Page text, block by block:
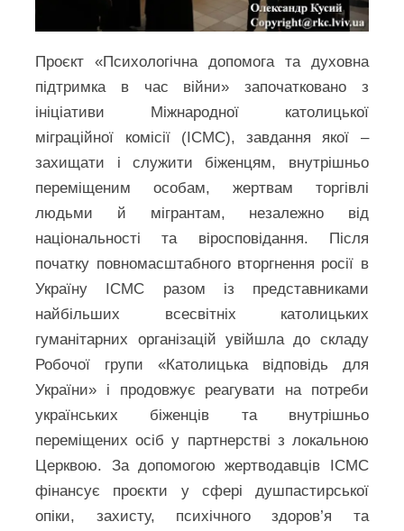
Проєкт «Психологічна допомога та духовна
підтримка в час війни» започатковано з
ініціативи Міжнародної католицької
міграційної комісії (ІСМС), завдання якої –
захищати і служити біженцям, внутрішньо
переміщеним особам, жертвам торгівлі
людьми й мігрантам, незалежно від
національності та віросповідання. Після
початку повномасштабного вторгнення росії в
Україну ICMC разом із представниками
найбільших всесвітніх католицьких
гуманітарних організацій увійшла до складу
Робочої групи «Католицька відповідь для
України» і продовжує реагувати на потреби
українських біженців та внутрішньо
переміщених осіб у партнерстві з локальною
Церквою. За допомогою жертводавців ICMC
фінансує проєкти у сфері душпастирської
опіки, захисту, психічного здоров’я та